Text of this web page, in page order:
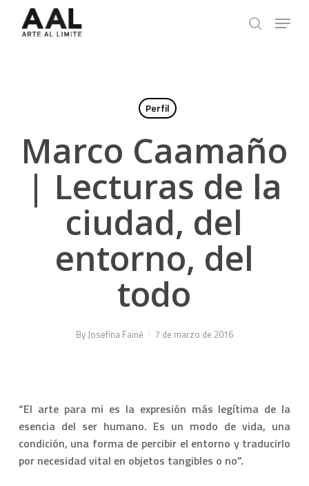
search
Menu
Perfil
Marco Caamaño
| Lecturas de la
ciudad, del
entorno, del
todo
ByJosefina Fainé 7 de marzo de 2016
“El arte para mi es la expresión más legítima de la
esencia del ser humano. Es un modo de vida, una
condición, una forma de percibir el entorno y traducirlo
por necesidad vital en objetos tangibles o no”.